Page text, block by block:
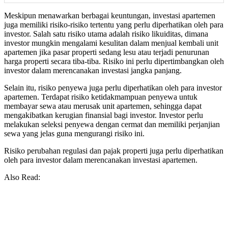
Meskipun menawarkan berbagai keuntungan, investasi apartemen
juga memiliki risiko-risiko tertentu yang perlu diperhatikan oleh para
investor. Salah satu risiko utama adalah risiko likuiditas, dimana
investor mungkin mengalami kesulitan dalam menjual kembali unit
apartemen jika pasar properti sedang lesu atau terjadi penurunan
harga properti secara tiba-tiba. Risiko ini perlu dipertimbangkan oleh
investor dalam merencanakan investasi jangka panjang.
Selain itu, risiko penyewa juga perlu diperhatikan oleh para investor
apartemen. Terdapat risiko ketidakmampuan penyewa untuk
membayar sewa atau merusak unit apartemen, sehingga dapat
mengakibatkan kerugian finansial bagi investor. Investor perlu
melakukan seleksi penyewa dengan cermat dan memiliki perjanjian
sewa yang jelas guna mengurangi risiko ini.
Risiko perubahan regulasi dan pajak properti juga perlu diperhatikan
oleh para investor dalam merencanakan investasi apartemen.
Also Read: